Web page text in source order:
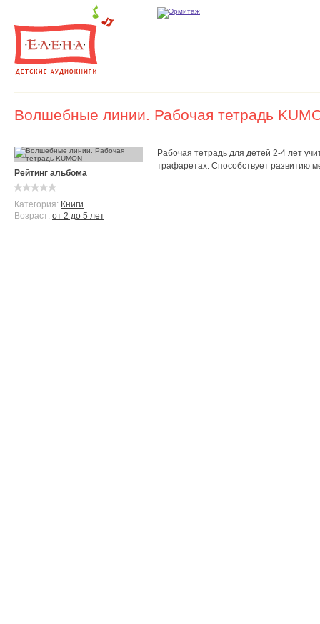
Волшебные линии. Рабочая тетрадь
Рейтинг альбома
Категория: Книги
Возраст: от 2 до 5 лет
Рабочая тетрадь для детей 2-4 лет
трафаретах. Способствует развитию